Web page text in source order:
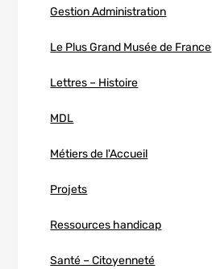
Gestion Administration
Le Plus Grand Musée de France
Lettres – Histoire
MDL
Métiers de l'Accueil
Projets
Ressources handicap
Santé – Citoyenneté